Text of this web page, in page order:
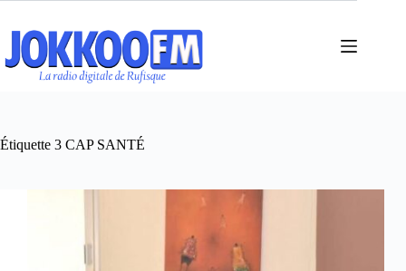
contenu
Étiquette 3 CAP SANTÉ